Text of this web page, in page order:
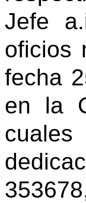
Jefe
oficios
fecha
en la